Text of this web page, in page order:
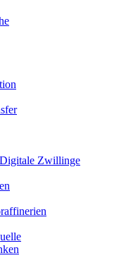
Zwillinge